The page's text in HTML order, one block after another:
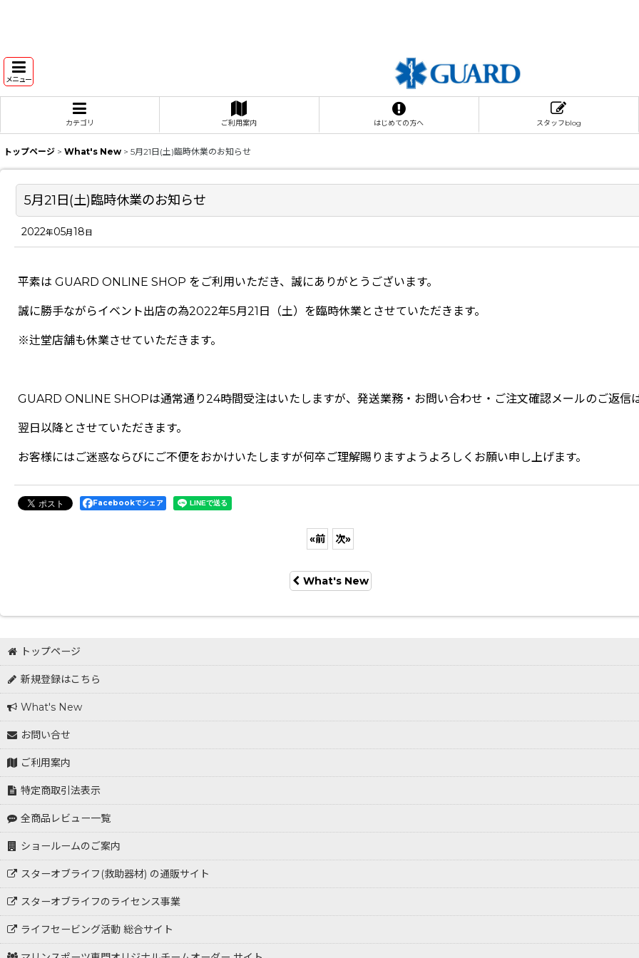
メニュー
カテゴリ ご利用案内 はじめての方へ スタッフblog
トップページ > What's New > 5月21日(土)臨時休業のお知らせ
5月21日(土)臨時休業のお知らせ
2022年05月 18 日
平素は GUARD ONLINE SHOP をご利用いただき、誠にありがとうございます。
誠に勝手ながらイベント出店の為2022年5月21日（土）を臨時休業とさせていただきます。
※辻堂店舗も休業させていただきます。
GUARD ONLINE SHOPは通常通り24時間受注はいたしますが、発送業務・お問い合わせ・ご注文確認メールのご返信
翌日以降とさせていただきます。
お客様にはご迷惑ならびにご不便をおかけいたしますが何卒ご理解賜りますようよろしくお願い申し上げます。
Facebookでシェア
«前 次»
What's New
トップページ
新規登録はこちら
What's New
お問い合せ
ご利用案内
特定商取引法表示
全商品レビュー一覧
ショールームのご案内
スターオブライフ(救助器材) の通販サイト
スターオブライフのライセンス事業
ライフセービング活動 総合サイト